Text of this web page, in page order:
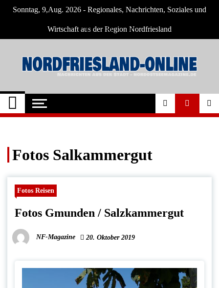
Sonntag, 9,Aug. 2026 - Regionales, Nachrichten, Soziales und
Wirtschaft aus der Region Nordfriesland
Nordfriesland O.
Nachrichten
Nachrichten für Nordfriesland und Husum
Fotos Salkammergut
Fotos Reisen
Fotos Gmunden / Salzkammergut
NF-Magazine 20. Oktober 2019